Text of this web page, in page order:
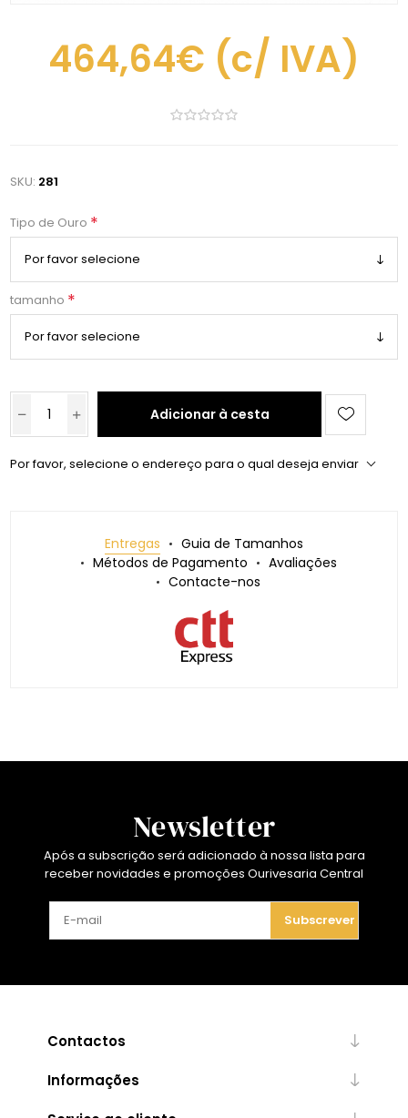
464,64€ (c/ IVA)
SKU: 281
Tipo de Ouro *
tamanho *
Adicionar à cesta
Por favor, selecione o endereço para o qual deseja enviar
Entregas
Guia de Tamanhos
Métodos de Pagamento
Avaliações
Contacte-nos
Newsletter
Após a subscrição será adicionado à nossa lista para
receber novidades e promoções Ourivesaria Central
Subscrever
Contactos
Informações